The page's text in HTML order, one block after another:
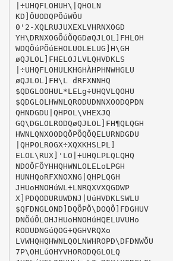
|÷UHQFLOHUH\|QHOLN
KD]ÕUODQPÕúWÕU
0'2-XQLRUJUXEXLVHRNXOGD
YH\DRNXOGÕúÕQGDøQJLOL]FHLOH
WDQÕúPÕúEHOLUOLELUG]H\GH
øQJLOL]FHELOJLVLQHVDKLS
|÷UHQFLOHULKHGHÀHPHNWHGLU
øQJLOL]FH\L dRFXNNHQ
$QDGLOOHUL*LELg÷UHQVLQOHU
$QDGLOLHWNLQRODUDNNXOODQPDN
QHNDGDU|QHPOL\VHEXJQ
GQ\DGLOLRODQøQJLOL]FH¶QLQGH
HWNLQNXOODQÕPÕQÕQELURNDGDU
|QHPOLROGX÷XQXKHSLPL]
ELOL\RUX]'LO|÷UHQLPLQLQHQ
NDOÕFÕYHHQHWNLOLELoLPGH
HUNHQoRFXNOXNG|QHPLQGH
JHUoHNOHúWL÷LNRQXVXQGDWP
X]PDQODURUWDNJ|UúHVDKLSWLU
$QFDNGLOND]DQÕPÕ\DOQÕ]FDGHUV
DNÕúÕLOHJHUoHNOHúHQELUVUHo
RODUDNGúQOG÷QGHVRQXo
LVWHQHQHWNLQOLNWHROPD\DFDNWÕU
7P\OHLúOHYVHORODQGLOLQ